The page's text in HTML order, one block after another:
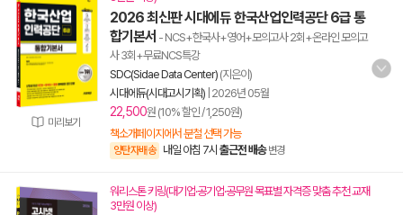
미리보기
2026 최신판 시대에듀 한국산업인력공단 6급 통
합기본서 - NCS+한국사+영어+모의고사 2회+온라인 모의고
사 3회+무료NCS특강
SDC(Sidae Data Center) (지은이)
시대에듀(시대고시기획) 2026년 05월
22,500원 (10% 할인 / 1,250원)
책소개페이지에서 분철 선택 가능
양탄자배송 내일 아침 7시 출근전 배송 변경
워리스톤 키링(대기업·공기업·공무원 목표별 자격증 맞춤 추천 교재
3만원 이상)